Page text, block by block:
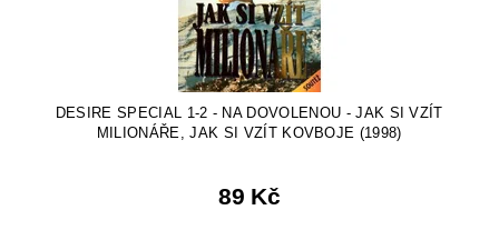
DESIRE SPECIAL 1-2 - NA DOVOLENOU - JAK SI VZÍT
MILIONÁŘE, JAK SI VZÍT KOVBOJE (1998)
89 Kč